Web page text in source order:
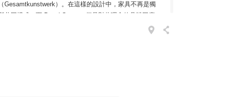
Gesamtkunstwerk）。在這樣的設計中，家具不再是獨
共同構成。而 Panel System 便是對此理念的具體回應，
牆面成為空間中不可分割的一部分。